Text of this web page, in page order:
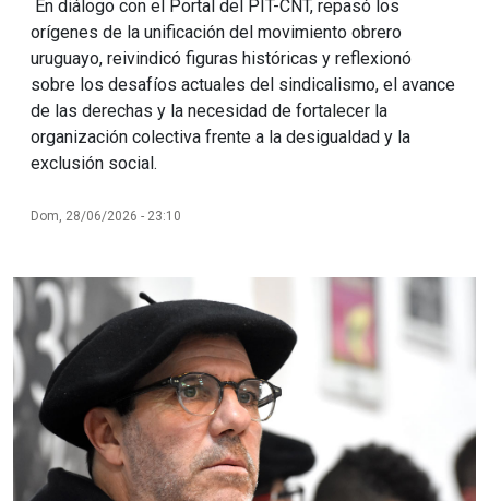
En diálogo con el Portal del PIT-CNT, repasó los
orígenes de la unificación del movimiento obrero
uruguayo, reivindicó figuras históricas y reflexionó
sobre los desafíos actuales del sindicalismo, el avance
de las derechas y la necesidad de fortalecer la
organización colectiva frente a la desigualdad y la
exclusión social.
Dom, 28/06/2026 - 23:10
Imagen